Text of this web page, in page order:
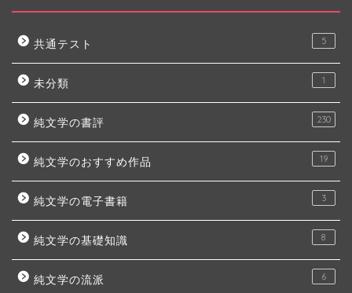
共通テスト 5
未分類 1
純文学の書評 230
純文学のおすすめ作品 19
純文学の電子書籍 3
純文学の基礎知識 8
純文学の流派 6